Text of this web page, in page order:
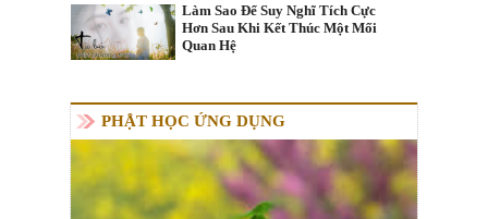
Làm Sao Để Suy Nghĩ Tích Cực
Hơn Sau Khi Kết Thúc Một Mối
Quan Hệ
PHẬT HỌC ỨNG DỤNG